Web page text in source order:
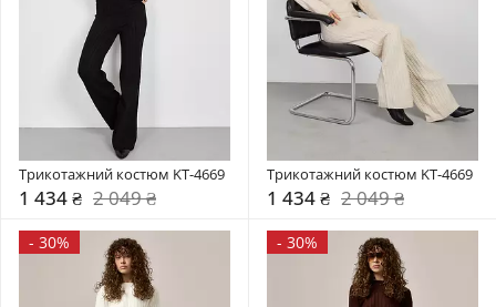
Трикотажний костюм KT-4669
1 434 ₴ 2 049 ₴
Трикотажний костюм KT-4669
1 434 ₴ 2 049 ₴
- 30% - 30%